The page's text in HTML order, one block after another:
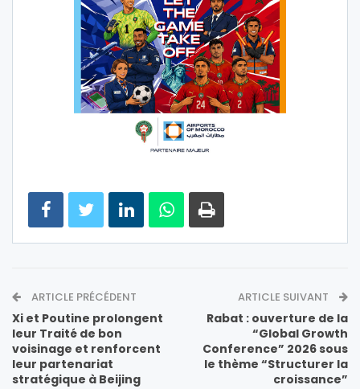
ARTICLE PRÉCÉDENT
Xi et Poutine prolongent
leur Traité de bon
voisinage et renforcent
leur partenariat
stratégique à Beijing
ARTICLE SUIVANT
Rabat : ouverture de la
“Global Growth
Conference” 2026 sous
le thème “Structurer la
croissance”